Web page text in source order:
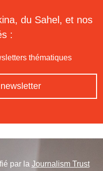
du Sahel, et nos
:
thématiques
par la Journalism Trust